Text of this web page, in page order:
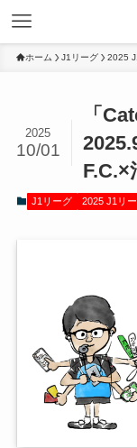
ホーム J1リーグ 2025
「
2025
10/01
J1リーグ 2025 J1リ